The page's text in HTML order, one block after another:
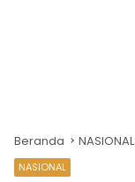
Beranda NASIONAL
NASIONAL